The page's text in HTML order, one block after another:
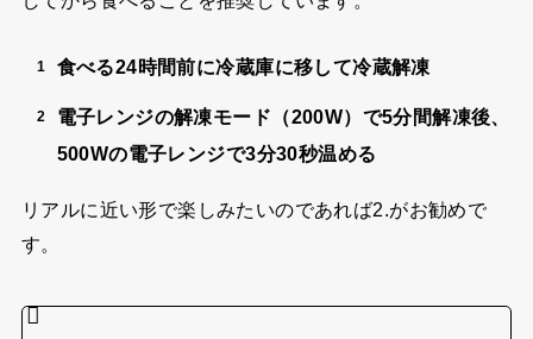
食べる24時間前に冷蔵庫に移して冷蔵解凍
電子レンジの解凍モード（200W）で5分間解凍後、
500Wの電子レンジで3分30秒温める
リアルに近い形で楽しみたいのであれば2.がお勧めで
す。